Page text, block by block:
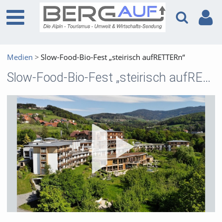
Medien Slow-Food-Bio-Fest „steirisch aufRETTERn“
Slow-Food-Bio-Fest „steirisch aufRETTERn“